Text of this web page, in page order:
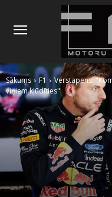
Sākums F1
Verstapens:
viņiem kļūdīties"